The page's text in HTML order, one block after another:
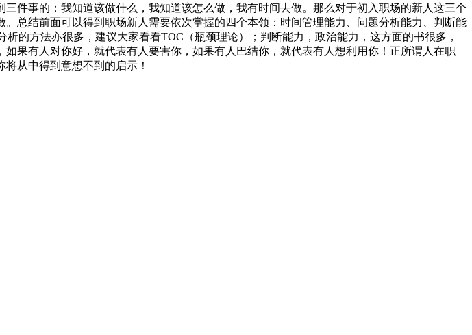
件事的：我知道该做什么，我知道该怎么做，我有时间去做。那么对于初入职场的新人这三个
总结前面可以得到职场新人需要依次掌握的四个本领：时间管理能力、问题分析能力、判断能
的方法亦很多，建议大家看看TOC（瓶颈理论）；判断能力，政治能力，这方面的书很多，
果有人对你好，就代表有人要害你，如果有人巴结你，就代表有人想利用你！正所谓人在职
从中得到意想不到的启示！